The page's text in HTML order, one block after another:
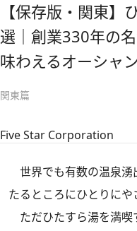
【保存版・関東】
選｜創業330年の
味わえるオーシャ
関東篇
Five Star Corporation
世界でも有数の温泉湧
たるところにひとりにや
ただひたすら湯を満喫